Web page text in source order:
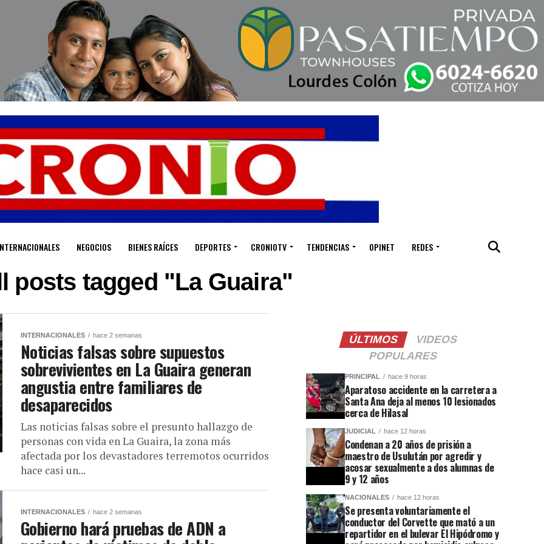
NEGOCIOS BIENES RAÍCES DEPORTES CRONIOTV TENDENCIAS OPINET REDES
posts tagged "La Guaira"
INTERNACIONALES hace 2 semanas
Noticias falsas sobre supuestos
sobrevivientes en La Guaira generan
angustia entre familiares de
desaparecidos
Las noticias falsas sobre el presunto hallazgo de
personas con vida en La Guaira, la zona más
afectada por los devastadores terremotos ocurridos
hace casi un...
INTERNACIONALES hace 2 semanas
Gobierno hará pruebas de ADN a
ÚLTIMOS
VIDEOS
POPULARES
PRINCIPAL hace 9 horas
Aparatoso accidente en la carretera a
Santa Ana deja al menos 10 lesionados
cerca de Hilasal
JUDICIAL hace 12 horas
Condenan a 20 años de prisión a
maestro de Usulután por agredir y
acosar sexualmente a dos alumnas de
9 y 12 años
NACIONALES hace 12 horas
Se presenta voluntariamente el
conductor del Corvette que mató a un
repartidor en el bulevar El Hipódromo y